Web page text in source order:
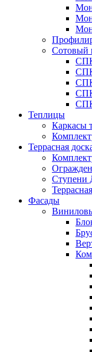
Сотовый
Теплицы
Каркасы
Террасная
Фасады